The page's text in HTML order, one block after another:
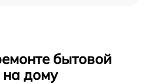
бытовой
на дому